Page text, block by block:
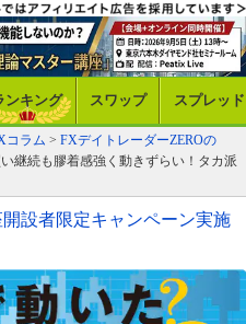
ンキング スワップ スプレッド
コラム > FXデイトレーダーZEROの
継続も膠着感強く動きずらい！タカ派
設者限定キャンペーン実施